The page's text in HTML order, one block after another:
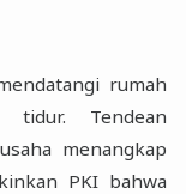
rumah
tidur. Tendean
menangkap
PKI bahwa